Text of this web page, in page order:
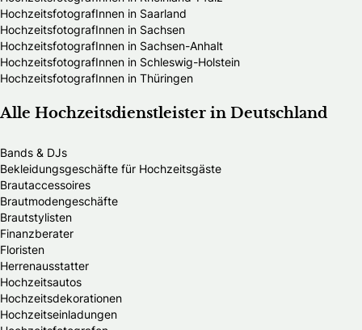
HochzeitsfotografInnen in Saarland
HochzeitsfotografInnen in Sachsen
HochzeitsfotografInnen in Sachsen-Anhalt
HochzeitsfotografInnen in Schleswig-Holstein
HochzeitsfotografInnen in Thüringen
Alle Hochzeitsdienstleister in Deutschland
Bands & DJs
Bekleidungsgeschäfte für Hochzeitsgäste
Brautaccessoires
Brautmodengeschäfte
Brautstylisten
Finanzberater
Floristen
Herrenausstatter
Hochzeitsautos
Hochzeitsdekorationen
Hochzeitseinladungen